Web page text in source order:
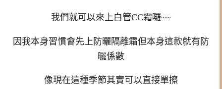
我們就可以來上白管CC霜囉~~
因我本身習慣會先上防曬隔離霜但本身這款就有防
曬係數
像現在這種季節其實可以直接單擦